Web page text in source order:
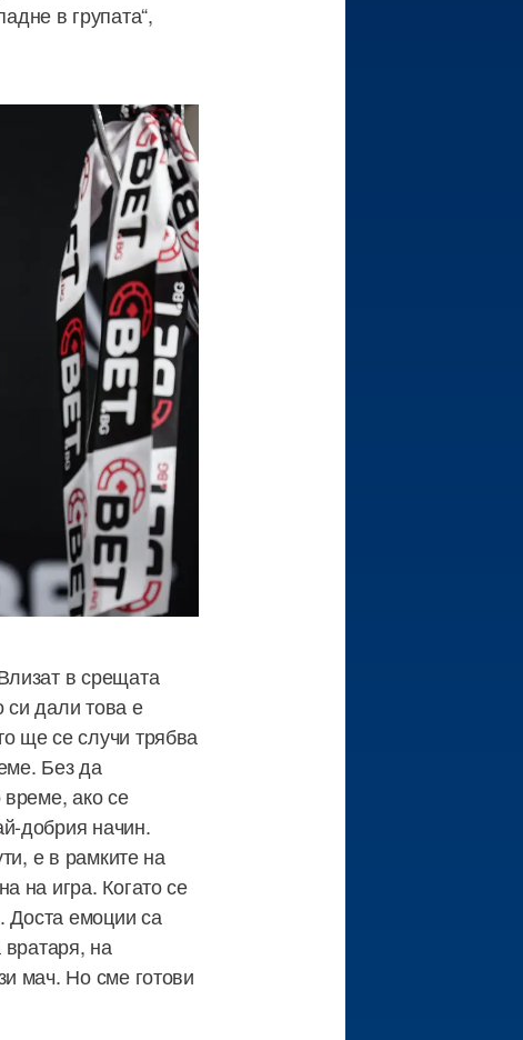
в групата“,
в срещата
си дали това е
ще се случи трябва
Без да
ако се
добрия начин.
е в рамките на
на игра. Когато се
Доста емоции са
вратаря, на
мач. Но сме готови